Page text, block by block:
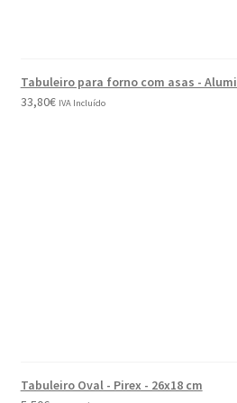
Tabuleiro para forno com asas -
33,80€ IVA Incluído
Tabuleiro Oval - Pirex - 26x18 cm